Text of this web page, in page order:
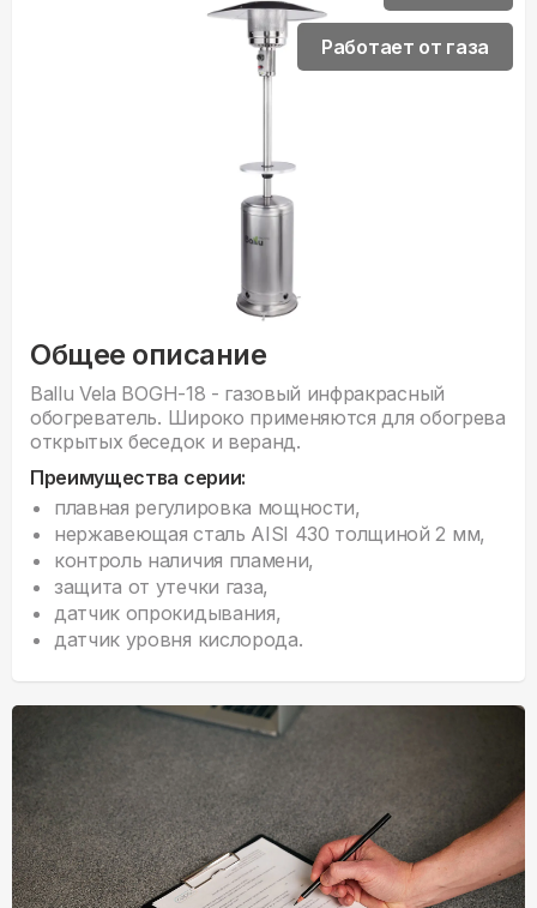
Общее описание
Ballu Vela BOGH-18 - газовый инфракрасный
обогреватель. Широко применяются для обогрева
открытых беседок и веранд.
Преимущества серии:
плавная регулировка мощности,
нержавеющая сталь AISI 430 толщиной 2 мм,
контроль наличия пламени,
защита от утечки газа,
датчик опрокидывания,
датчик уровня кислорода.
Работает от газа